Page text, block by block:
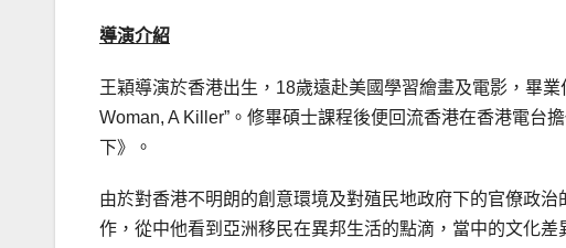
導演介紹
王穎導演於香港出生，18歲遠赴美國學習繪畫及電影，畢
Woman, A Killer”。修畢碩士課程後便回流香港在香港電台
下》。
由於對香港不明朗的創意環境及對殖民地政府下的官僚政
作，從中他看到亞洲移民在異邦生活的點滴，當中的文化